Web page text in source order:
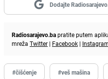
Dodajte
Radiosarajevo.bapratite putem
mreža Twitter | Facebook |
#čišćenje #veš mašina